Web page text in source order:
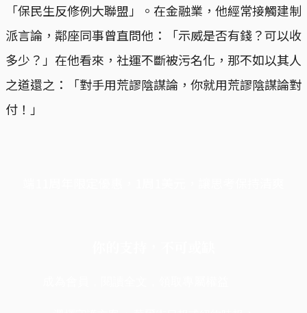
「保民生反修例大聯盟」。在金融業，他經常接觸建制
派言論，鄰座同事曾直問他：「示威是否有錢？可以收
多少？」在他看來，社運不斷被污名化，那不如以其人
之道還之：「對手用荒謬陰謀論，你就用荒謬陰謀論對
付！」